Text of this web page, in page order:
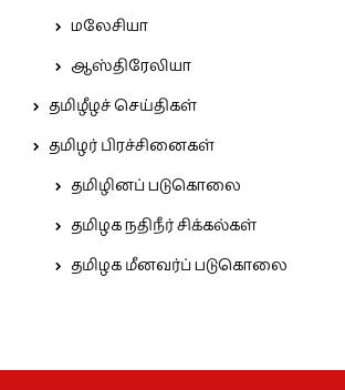
மலேசியா
ஆஸ்திரேலியா
தமிழீழச் செய்திகள்
தமிழர் பிரச்சினைகள்
தமிழினப் படுகொலை
தமிழக நதிநீர் சிக்கல்கள்
தமிழக மீனவர்ப் படுகொலை